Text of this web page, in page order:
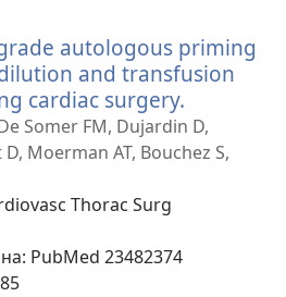
autologous priming
and transfusion
cardiac surgery.
нов
Somer FM, Dujardin D,
Moerman AT, Bouchez S,
Thorac Surg
‎: PubMed 23482374